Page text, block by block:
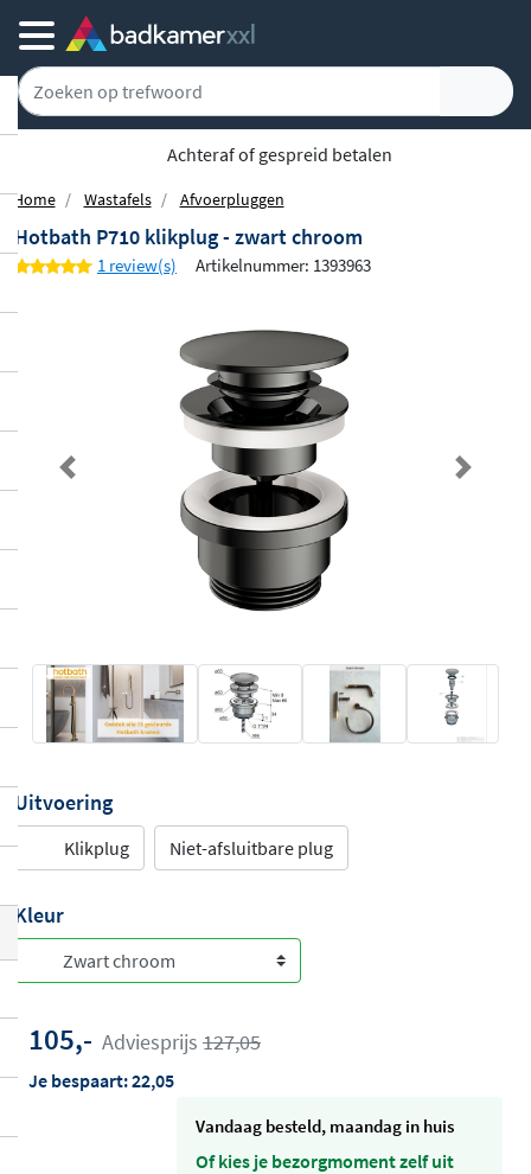
Achteraf of gespreid betalen
Home Wastafels Afvoerpluggen
Hotbath P710 klikplug - zwart chroom
1 review(s) Artikelnummer: 1393963
Previous Next
Uitvoering
Klikplug Niet-afsluitbare plug
Kleur
105,- Adviesprijs 127,05
Je bespaart:22,05
vandaag besteld, maandag in huis
Of kies je bezorgmoment zelf uit